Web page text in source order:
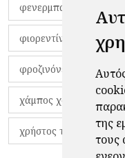
της
τους
φενερμπαχτσέ
φιορεντίνα
φροζινόνε
χάμπος χαραλάμπους
χρήστος τζόλης